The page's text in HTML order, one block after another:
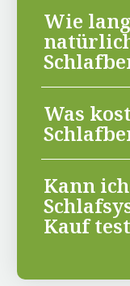
Wie
Was
Kann
Kauf